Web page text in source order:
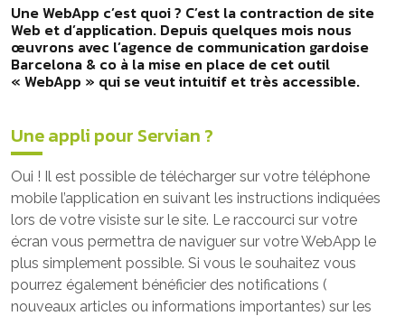
Une WebApp c’est quoi ? C’est la contraction de site
Web et d’application. Depuis quelques mois nous
œuvrons avec l’agence de communication gardoise
Barcelona & co à la mise en place de cet outil
« WebApp » qui se veut intuitif et très accessible.
Une appli pour Servian ?
Oui ! Il est possible de télécharger sur votre téléphone
mobile l’application en suivant les instructions indiquées
lors de votre visiste sur le site. Le raccourci sur votre
écran vous permettra de naviguer sur votre WebApp le
plus simplement possible. Si vous le souhaitez vous
pourrez également bénéficier des notifications (
nouveaux articles ou informations importantes) sur les